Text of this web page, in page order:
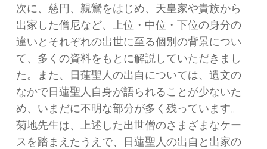
次に、慈円、親鸞をはじめ、天皇家や貴族から
出家した僧尼など、上位・中位・下位の身分の
違いとそれぞれの出世に至る個別の背景につい
て、多くの資料をもとに解説していただきまし
た。また、日蓮聖人の出自については、遺文の
なかで日蓮聖人自身が語られることが少ないた
め、いまだに不明な部分が多く残っています。
菊地先生は、上述した出世僧のさまざまなケー
スを踏まえたうえで、日蓮聖人の出自と出家の